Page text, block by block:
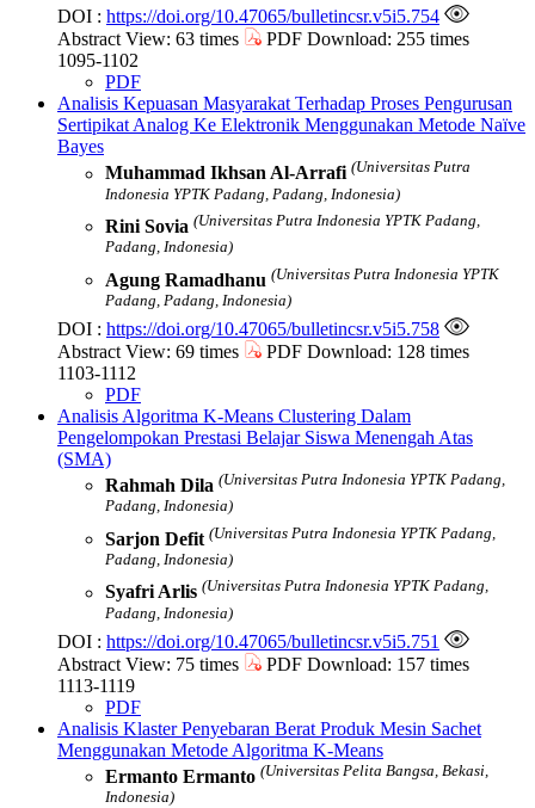
DOI : https://doi.org/10.47065/bulletincsr.v5i5.754
Abstract View: 63 times
PDF Download: 255 times
1095-1102
PDF
Analisis Kepuasan Masyarakat Terhadap Proses Pengurusan
Sertipikat Analog Ke Elektronik Menggunakan Metode Naïve
Bayes
Muhammad Ikhsan Al-Arrafi (Universitas Putra
Indonesia YPTK Padang, Padang, Indonesia)
Rini Sovia (Universitas Putra Indonesia YPTK Padang,
Padang, Indonesia)
Agung Ramadhanu (Universitas Putra Indonesia YPTK
Padang, Padang, Indonesia)
DOI : https://doi.org/10.47065/bulletincsr.v5i5.758
Abstract View: 69 times
PDF Download: 128 times
1103-1112
PDF
Analisis Algoritma K-Means Clustering Dalam
Pengelompokan Prestasi Belajar Siswa Menengah Atas
(SMA)
Rahmah Dila (Universitas Putra Indonesia YPTK Padang,
Padang, Indonesia)
Sarjon Defit (Universitas Putra Indonesia YPTK Padang,
Padang, Indonesia)
Syafri Arlis (Universitas Putra Indonesia YPTK Padang,
Padang, Indonesia)
DOI : https://doi.org/10.47065/bulletincsr.v5i5.751
Abstract View: 75 times
PDF Download: 157 times
1113-1119
PDF
Analisis Klaster Penyebaran Berat Produk Mesin Sachet
Menggunakan Metode Algoritma K-Means
Ermanto Ermanto (Universitas Pelita Bangsa, Bekasi,
Indonesia)